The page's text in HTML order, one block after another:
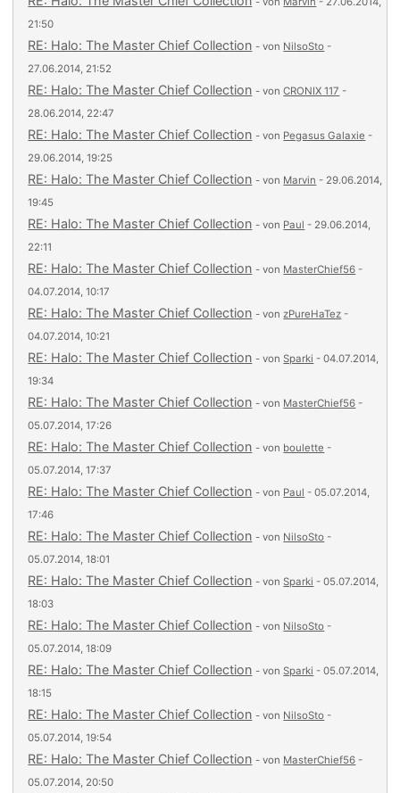
21:50
RE: Halo: The Master Chief Collection - von NilsoSto -
27.06.2014, 21:52
RE: Halo: The Master Chief Collection - vonCRONIX 117 -
28.06.2014, 22:47
RE: Halo: The Master Chief Collection - von Pegasus Galaxie -
29.06.2014, 19:25
RE: Halo: The Master Chief Collection - von Marvin - 29.06.2014,
19:45
RE: Halo: The Master Chief Collection - von Paul - 29.06.2014,
22:11
RE: Halo: The Master Chief Collection - von MasterChief56 -
04.07.2014, 10:17
RE: Halo: The Master Chief Collection - vonzPureHaTez -
04.07.2014, 10:21
RE: Halo: The Master Chief Collection - vonSparki - 04.07.2014,
19:34
RE: Halo: The Master Chief Collection - von MasterChief56 -
05.07.2014, 17:26
RE: Halo: The Master Chief Collection - von boulette -
05.07.2014, 17:37
RE: Halo: The Master Chief Collection - von Paul - 05.07.2014,
17:46
RE: Halo: The Master Chief Collection - von NilsoSto -
05.07.2014, 18:01
RE: Halo: The Master Chief Collection - vonSparki - 05.07.2014,
18:03
RE: Halo: The Master Chief Collection - von NilsoSto -
05.07.2014, 18:09
RE: Halo: The Master Chief Collection - vonSparki - 05.07.2014,
18:15
RE: Halo: The Master Chief Collection - von NilsoSto -
05.07.2014, 19:54
RE: Halo: The Master Chief Collection - von MasterChief56 -
05.07.2014, 20:50